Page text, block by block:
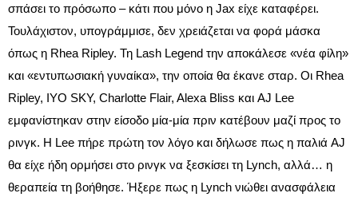
σπάσει το πρόσωπο – κάτι που μόνο η Jax είχε καταφέρει.
Τουλάχιστον, υπογράμμισε, δεν χρειάζεται να φορά μάσκα
όπως η Rhea Ripley. Τη Lash Legend την αποκάλεσε «νέα φίλη»
και «εντυπωσιακή γυναίκα», την οποία θα έκανε σταρ. Οι Rhea
Ripley, IYO SKY, Charlotte Flair, Alexa Bliss και AJ Lee
εμφανίστηκαν στην είσοδο μία-μία πριν κατέβουν μαζί προς το
ρινγκ. Η Lee πήρε πρώτη τον λόγο και δήλωσε πως η παλιά AJ
θα είχε ήδη ορμήσει στο ρινγκ να ξεσκίσει τη Lynch, αλλά… η
θεραπεία τη βοήθησε. Ήξερε πως η Lynch νιώθει ανασφάλεια